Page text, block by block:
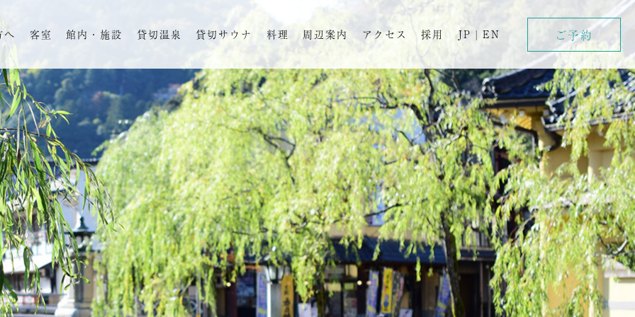
へ 客室 館内・施設 貸切温泉 貸切サウナ 料理 周辺案内 アクセス 採用 JP | EN ご予約